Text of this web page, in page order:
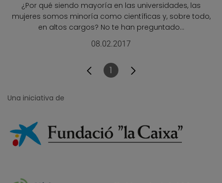
¿Por qué siendo mayoría en las universidades, las
mujeres somos minoría como científicas y, sobre todo,
en altos cargos? No te han preguntado...
08.02.2017
Pàgina
1
Una iniciativa de